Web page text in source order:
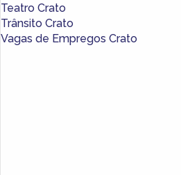
Teatro Crato
Trânsito Crato
Vagas de Empregos Crato